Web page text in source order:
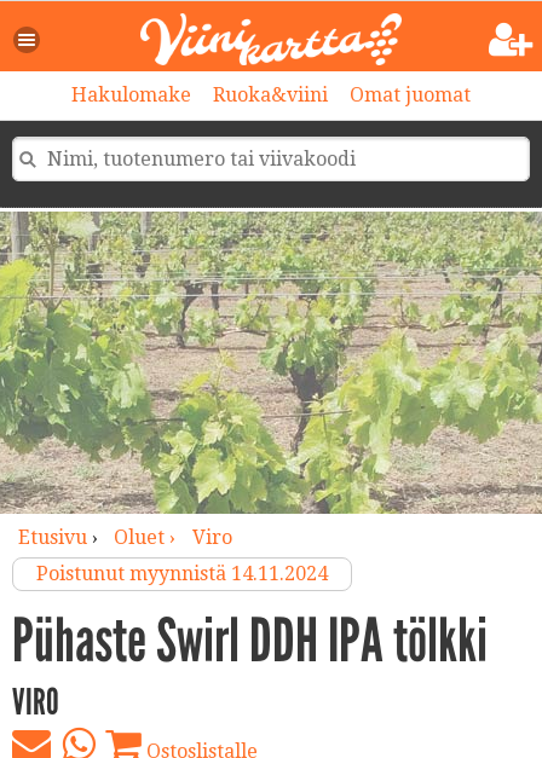
Hakulomake Ruoka&viini Omat juomat
Etusivu› Oluet ›
Viro
Poistunut myynnistä 14.11.2024
Pühaste Swirl DDH IPA tölkki
VIRO
Ostoslistalle